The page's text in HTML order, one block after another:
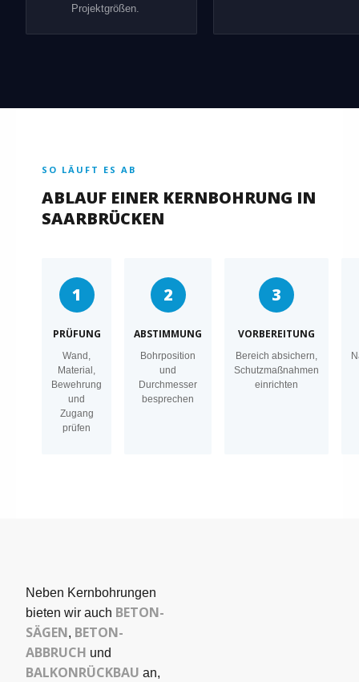
Projektgrößen.
SO LÄUFT ES AB
ABLAUF EINER KERNBOHRUNG IN
SAARBRÜCKEN
1
PRÜFUNG
Wand,
Material,
Bewehrung
und
Zugang
prüfen
2
ABSTIMMUNG
Bohrposition
und
Durchmesser
besprechen
3
VORBEREITUNG
Bereich absichern,
Schutzmaßnahmen
einrichten
Neben Kernbohrungen
bieten wir auch BETON­
SÄGEN, BETON-
ABBRUCH und
BALKONRÜCKBAU an,